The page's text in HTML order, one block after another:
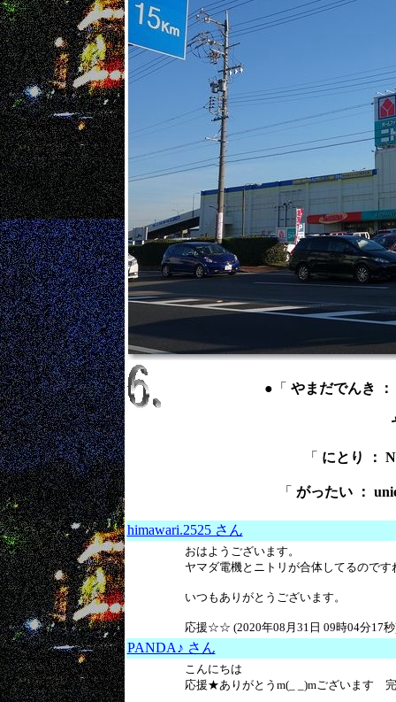
●「 やまだでんき
「 にとり ：
「 がったい ：
himawari.2525 さん
おはようございます。
ヤマダ電機とニトリが合体してるのです
いつもありがとうございます。
応援☆☆ (2020年08月31日 09時04分17
PANDA♪ さん
こんにちは
応援★ありがとうm(_ _)mございます